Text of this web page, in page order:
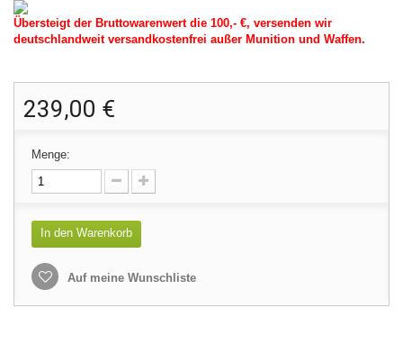
Übersteigt der Bruttowarenwert die 100,- €, versenden wir
deutschlandweit versandkostenfrei außer Munition und Waffen.
239,00 €
Menge:
In den Warenkorb
Auf meine Wunschliste